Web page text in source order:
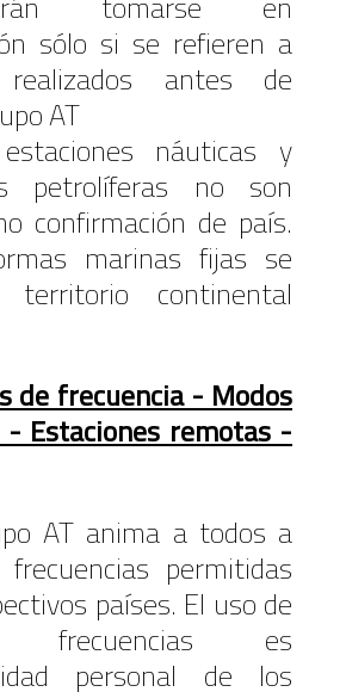
sólo si se refieren a
realizados antes de
AT
náuticas y
petrolíferas no son
confirmación de país.
marinas fijas se
territorio continental
de frecuencia - Modos
Estaciones remotas -
AT anima a todos a
permitidas
países. El uso de
frecuencias es
personal de los